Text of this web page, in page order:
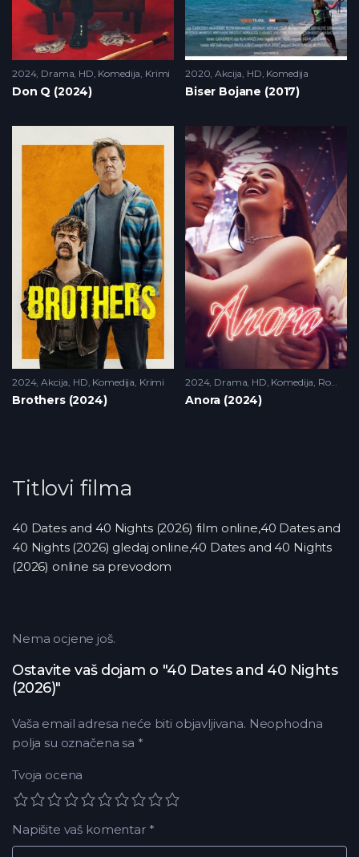
2024 Drama HD Komedija Krimi
Don Q (2024)
2020 Akcija HD Komedija
Biser Bojane (2017)
2024 Akcija HD Komedija Krimi
Brothers (2024)
2024 Drama HD Komedija Romantika
Anora (2024)
Titlovi filma
40 Dates and 40 Nights (2026) film online,40 Dates and
40 Nights (2026) gledaj online,40 Dates and 40 Nights
(2026) online sa prevodom
Ostavite vaš dojam o "40 Dates and 40 Nights
(2026)"
Vaša email adresa neće biti objavljivana. Neophodna
polja su označena sa *
Tvoja ocena
Napišite vaš komentar *
Nema ocjene još.